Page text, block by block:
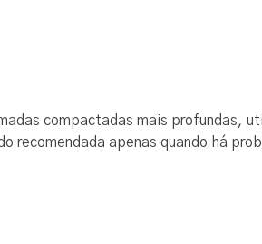
compactadas mais profundas,
recomendada apenas quando há